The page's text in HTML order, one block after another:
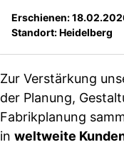
Erschienen:
Standort: Heidelberg
Zur Verstärkung
der Planung,
Fabrikplanung
inweltweite